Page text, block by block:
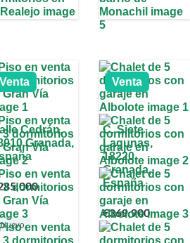
Venta
Cedrán,
Granada,
Nuevo
Venta
C. Siete
Lagunas,
18220,
Granada,
España
€369,900